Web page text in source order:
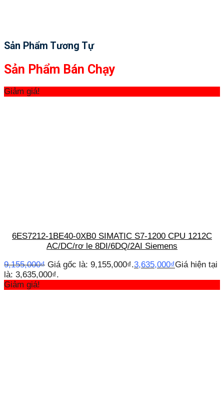
Sản Phẩm Tương Tự
Sản Phẩm Bán Chạy
Giảm giá!
6ES7212-1BE40-0XB0 SIMATIC S7-1200 CPU 1212C
AC/DC/rơ le 8DI/6DQ/2AI Siemens
9,155,000₫ Giá gốc là: 9,155,000₫.3,635,000₫Giá hiện tại
là: 3,635,000₫.
Giảm giá!